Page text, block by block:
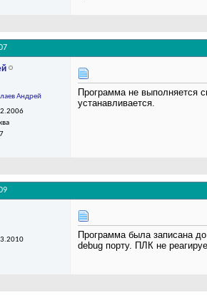
Программа не выполняется
устанавливается.
Программа была записана
debug порту. ПЛК не